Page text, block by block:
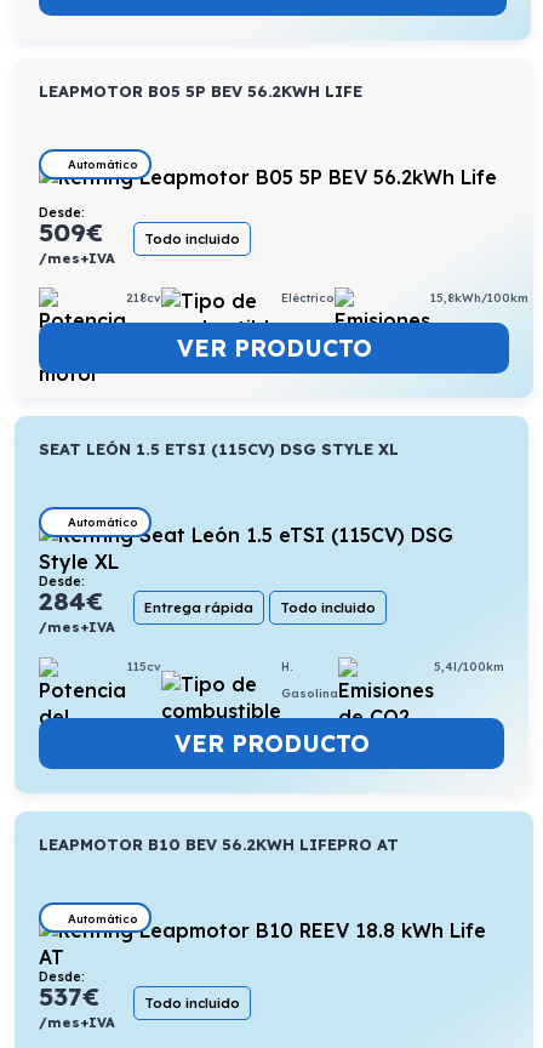
LEAPMOTOR B05 5P BEV 56.2KWH LIFE
Automático
Desde:
509€
/mes+IVA
Todo incluido
218cv Eléctrico 15,8kWh/100km
VER PRODUCTO
SEAT LEÓN 1.5 ETSI (115CV) DSG STYLE XL
Automático
Desde:
284€
/mes+IVA
Entrega rápida Todo incluido
115cv
H.
Gasolina
5,4l/100km
VER PRODUCTO
LEAPMOTOR B10 BEV 56.2KWH LIFEPRO AT
Automático
Desde:
537€
/mes+IVA
Todo incluido